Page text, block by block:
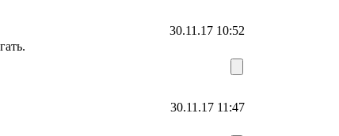
30.11.17 10:52
30.11.17 11:47